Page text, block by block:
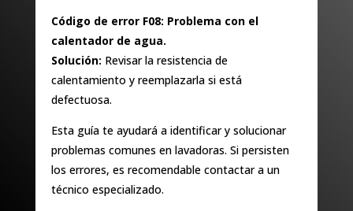
Código de error F08: Problema con el
calentador de agua.
Solución: Revisar la resistencia de
calentamiento y reemplazarla si está
defectuosa.
Esta guía te ayudará a identificar y solucionar
problemas comunes en lavadoras. Si persisten
los errores, es recomendable contactar a un
técnico especializado.